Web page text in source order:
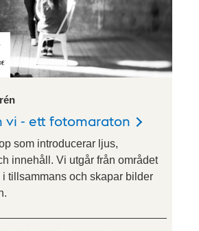
vi - ett fotomaraton
som introducerar ljus,
innehåll. Vi utgår från området
tillsammans och skapar bilder